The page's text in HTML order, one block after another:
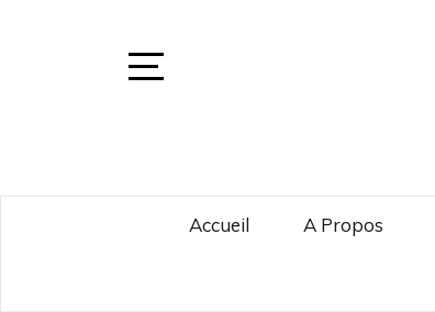
Accueil A Propos